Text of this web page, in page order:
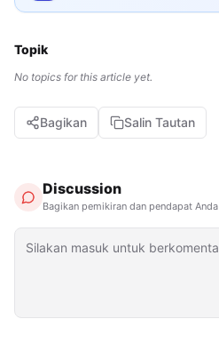
Topik
No topics for this article yet.
Bagikan Salin Tautan
Discussion
Bagikan pemikiran dan pendapat Anda